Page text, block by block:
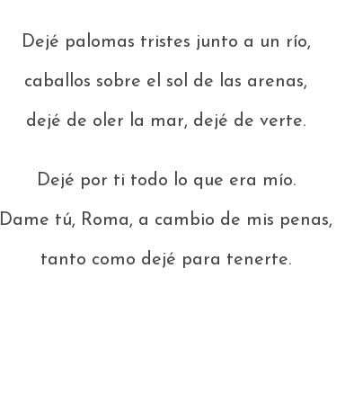
Dejé palomas tristes junto a un río,
caballos sobre el sol de las arenas,
dejé de oler la mar, dejé de verte.
Dejé por ti todo lo que era mío.
Dame tú, Roma, a cambio de mis penas,
tanto como dejé para tenerte.